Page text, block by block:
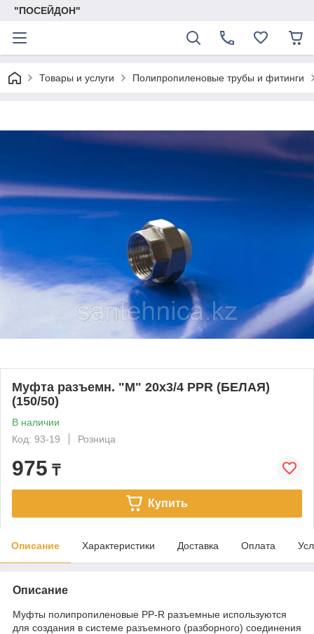
"ПОСЕЙДОН"
Товары и услуги Полипропиленовые трубы и фитинги
Муфта разъемн. "М" 20х3/4 PPR (БЕЛАЯ)
(150/50)
В наличии
Код: 93-19
Розница
975 ₸
Купить
Описание Характеристики Доставка Оплата
Описание
Муфты полипропиленовые PP-R разъемные используются
для создания в системе разъемного (разборного) соединения